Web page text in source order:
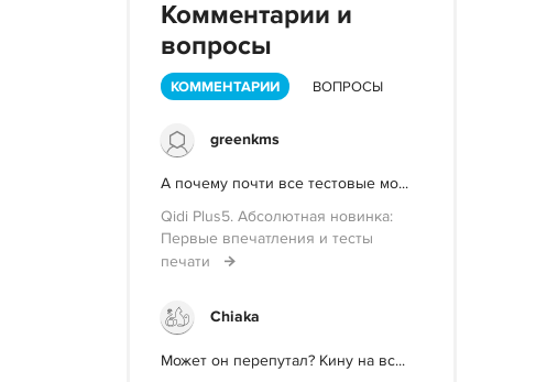
Комментарии и
вопросы
КОММЕНТАРИИ ВОПРОСЫ
greenkms
А почему почти все тестовые мо...
Qidi Plus5. Абсолютная новинка:
Первые впечатления и тесты
печати
Chiaka
Может он перепутал? Кину на вс...